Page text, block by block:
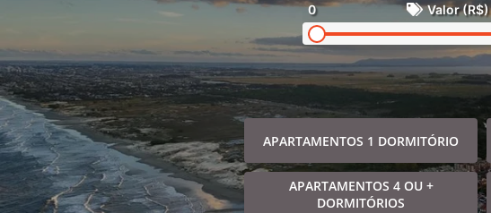
0 Valor (R$)
APARTAMENTOS 1 DORMITÓRIO
APARTAMENTOS 4 OU +
DORMITÓRIOS